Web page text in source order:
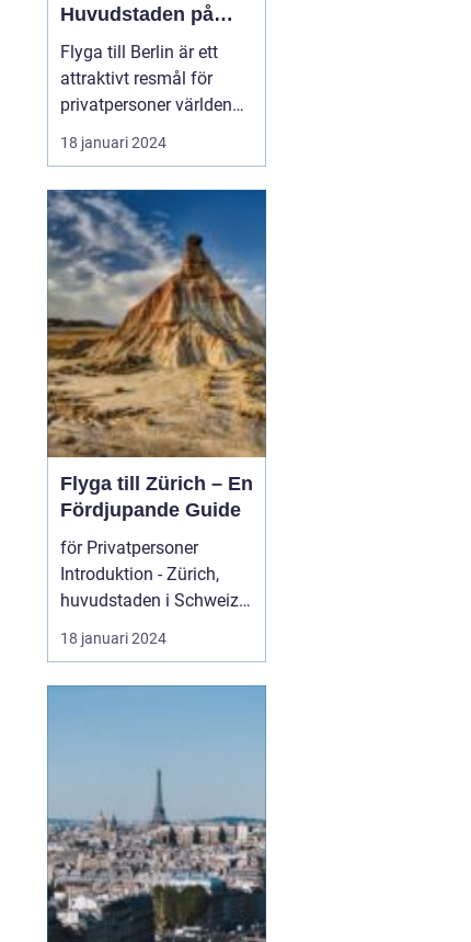
Huvudstaden på
Nära Håll
Flyga till Berlin är ett
attraktivt resmål för
privatpersoner världen
över. Staden i sig bjuder
på en rik historia,
många sevärdheter. I
denna artikel kommer vi
att ge dig en grundlig
översikt över att resa till
Berlin, presenter...
18 januari 2024
Flyga till Zürich – En
Fördjupande Guide
för Privatpersoner
Introduktion - Zürich,
huvudstaden i Schweiz,
är inte bara känt för s...
18 januari 2024